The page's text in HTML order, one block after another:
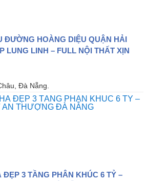
ĐƯỜNG HOÀNG DIỆU QUẬN HẢI
LUNG LINH – FULL NỘI THẤT XỊN
Đà Nẵng.
3 TẦNG PHÂN KHÚC 6 TỶ –